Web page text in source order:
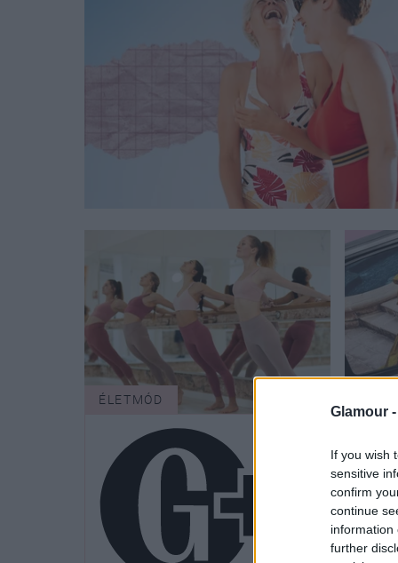
Glamour -
If you wish
sensitive
confirm
continue
information
further
ÉLETMÓD